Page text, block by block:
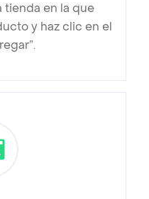
tienda en la que
y haz clic en el